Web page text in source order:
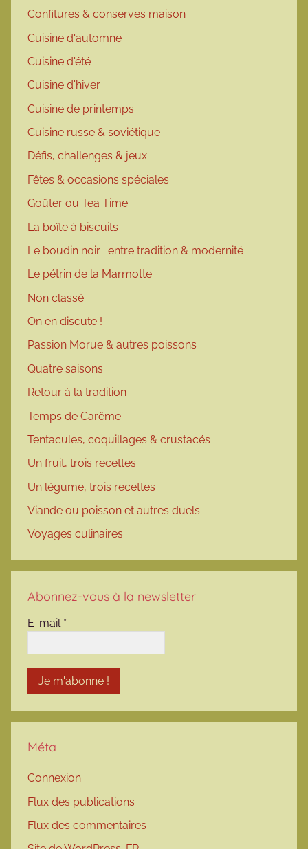
Confitures & conserves maison
Cuisine d'automne
Cuisine d'été
Cuisine d'hiver
Cuisine de printemps
Cuisine russe & soviétique
Défis, challenges & jeux
Fêtes & occasions spéciales
Goûter ou Tea Time
La boîte à biscuits
Le boudin noir : entre tradition & modernité
Le pétrin de la Marmotte
Non classé
On en discute !
Passion Morue & autres poissons
Quatre saisons
Retour à la tradition
Temps de Carême
Tentacules, coquillages & crustacés
Un fruit, trois recettes
Un légume, trois recettes
Viande ou poisson et autres duels
Voyages culinaires
Abonnez-vous à la newsletter
E-mail *
Méta
Connexion
Flux des publications
Flux des commentaires